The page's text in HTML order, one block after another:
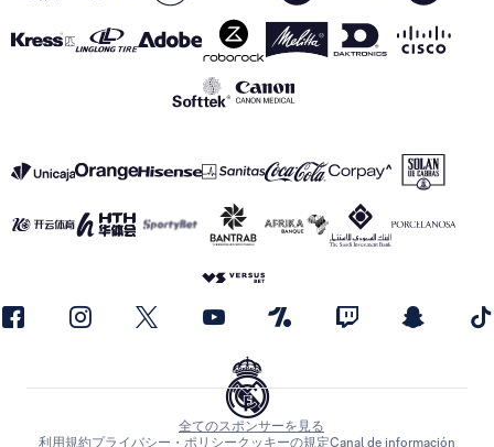
全てのスポンサーを見る
利用規約プライバシー・ポリシークッキーの規定Canal de información